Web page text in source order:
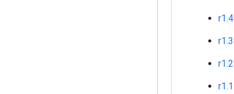
r1.4
r1.3
r1.2
r1.1